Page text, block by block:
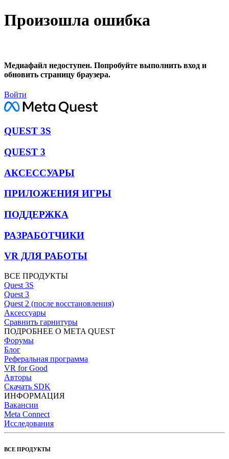
Произошла ошибка
Медиафайл недоступен. Попробуйте выполнить вход и
обновить страницу браузера.
Войти
QUEST 3S
QUEST 3
АКСЕССУАРЫ
ПРИЛОЖЕНИЯ ИГРЫ
ПОДДЕРЖКА
РАЗРАБОТЧИКИ
VR ДЛЯ РАБОТЫ
ВСЕ ПРОДУКТЫ
Quest 3S
Quest 3
Quest 2 (после восстановления)
Аксессуары
Сравнить гарнитуры
ПОДРОБНЕЕ О META QUEST
Форумы
Блог
Реферальная программа
VR for Good
Авторы
Скачать SDK
ИНФОРМАЦИЯ
Вакансии
Meta Connect
Исследования
ВСЕ ПРОДУКТЫ